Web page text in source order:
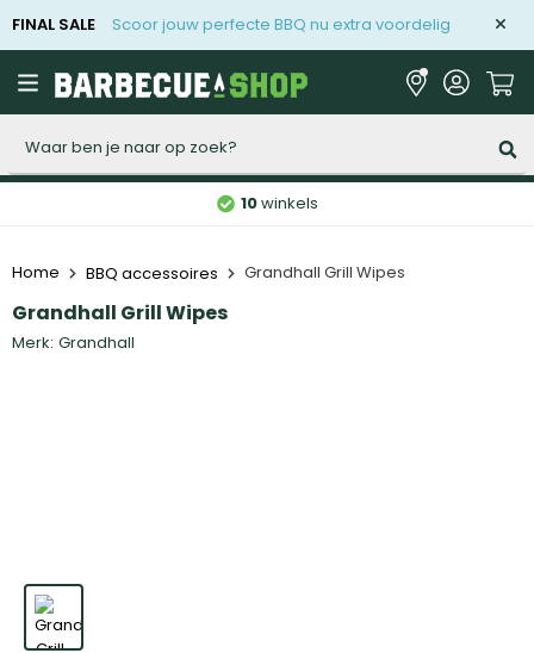
FINAL SALE Scoor jouw perfecte BBQ nu extra voordelig
10winkels
Home BBQ accessoires Grandhall Grill Wipes
Grandhall Grill Wipes
Merk: Grandhall